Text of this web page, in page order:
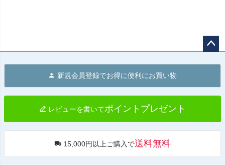
へ
新規会員登録でお得に便利にお買い物
レビューを書いてポイントプレゼント
15,000円以上ご購入で送料無料